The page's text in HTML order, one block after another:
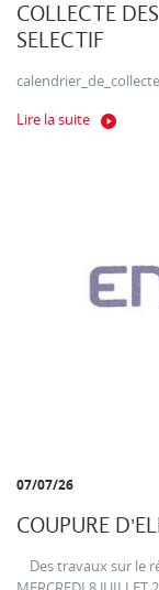
COLLECTE
SELECTIF
Lire la suite
07/07/26
COUPURE
Des travaux sur le